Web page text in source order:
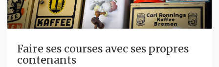
Faire ses courses avec ses propres
contenants